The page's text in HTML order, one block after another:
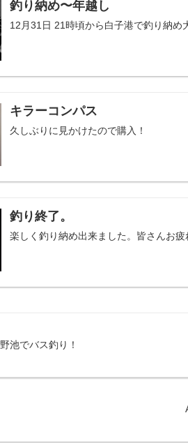
釣り納め〜年越し
12月31日 21時頃から白子港で釣り納め
キラーコンパス
久しぶりに見かけたので購入！
釣り終了。
楽しく釣り納め出来ました。皆さんお疲
野池でバス釣り！